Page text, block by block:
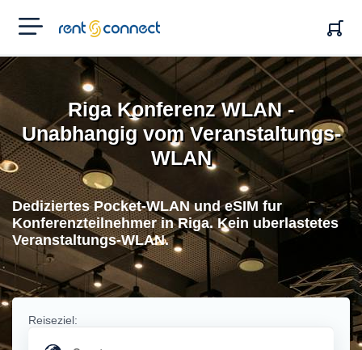
RENT'N
CONNECT
Riga Konferenz WLAN -
Unabhangig vom Veranstaltungs-
WLAN
Dediziertes Pocket-WLAN und eSIM fur
Konferenzteilnehmer in Riga. Kein uberlastetes
Veranstaltungs-WLAN.
Reiseziel: